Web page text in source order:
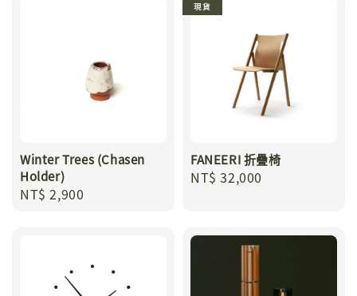
Winter Trees (Chasen
Holder)
Regular
NT$ 2,900
現貨
FANEERI 折疊椅
Regular
NT$ 32,000